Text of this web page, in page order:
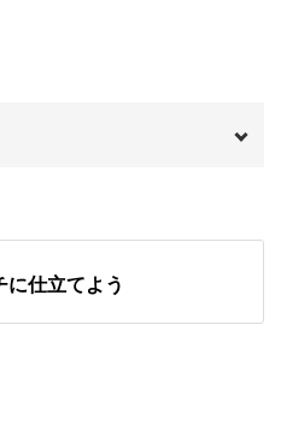
13:47
花を刺繍する
仕立てよう